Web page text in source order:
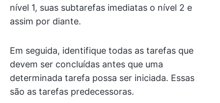
nível 1, suas subtarefas imediatas o nível 2 e
assim por diante.
Em seguida, identifique todas as tarefas que
devem ser concluídas antes que uma
determinada tarefa possa ser iniciada. Essas
são as tarefas predecessoras.